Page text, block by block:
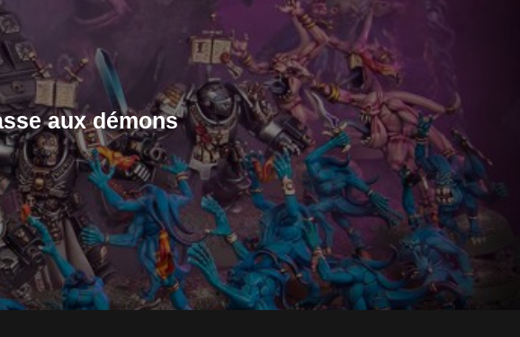
aux démons